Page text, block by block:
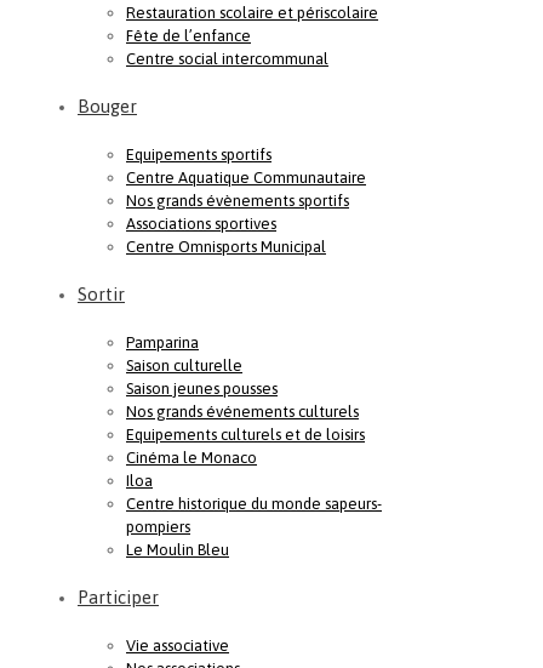
Restauration scolaire et périscolaire
Fête de l’enfance
Centre social intercommunal
Bouger
Equipements sportifs
Centre Aquatique Communautaire
Nos grands évènements sportifs
Associations sportives
Centre Omnisports Municipal
Sortir
Pamparina
Saison culturelle
Saison jeunes pousses
Nos grands événements culturels
Equipements culturels et de loisirs
Cinéma le Monaco
Iloa
Centre historique du monde sapeurs-
pompiers
Le Moulin Bleu
Participer
Vie associative